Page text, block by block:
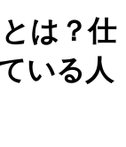
は？仕
いる人